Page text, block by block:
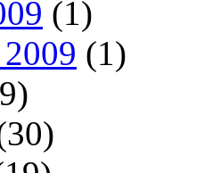
(1)
(1)